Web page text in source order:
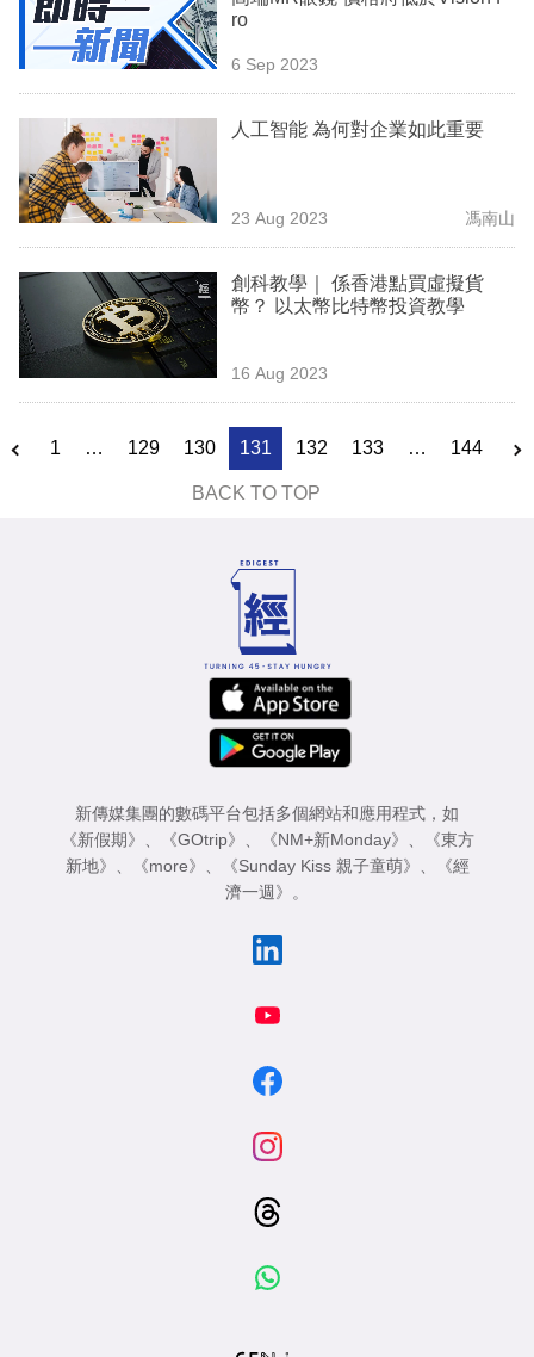
ro
6 Sep 2023
人工智能 為何對企業如此重要
23 Aug 2023 馮南山
創科教學｜ 係香港點買虛擬貨
幣？ 以太幣比特幣投資教學
16 Aug 2023
1 … 129 130 131 132 133 … 144
BACK TO TOP
新傳媒集團的數碼平台包括多個網站和應用程式，如
《新假期》 、 《GOtrip》 、 《NM+新Monday》 、
《東方
新地》 、 《more》 、 《Sunday Kiss 親子童萌》 、
《經
濟一週》 。